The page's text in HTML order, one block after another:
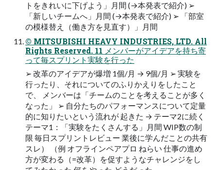
トをきれいに下げよう」月間 (→本発表で紹介) ➢
「新しいチームへ」月間 (→本発表で紹介) ➢ 「部室
の模様替え（働き方を見直す）」月間
© MITSUBISHI HEAVY INDUSTRIES, LTD. All
Rights Reserved. 11 メンバーがアイデアを持ち寄
って毎スプリント実験を行った
➢ 改革のアイデアが爆増 1個/月 → 9個/月 ➢ 実験を
行ったり、それについてのふりかえりをしたこと
で、 メンバーは「チームのことを考えることが多く
なった」 ➢ 自分たちのパフォーマンスについて定量
的に知りたいという流れが 起きた → テーマ2に続く
テーマ1：「実験をたくさんする」月間 WIP数の制
限 毎日スプリントレビュー 業後に学んだことの共有
スレ） （例 オフラインペアプロ ねらい 仕事の進め
方が変わる（=改革）を促すようなチャレンジをし